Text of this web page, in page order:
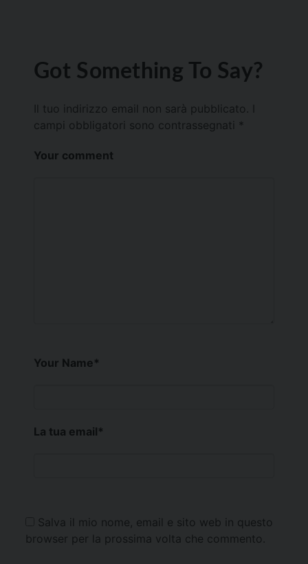
Got Something To Say?
Il tuo indirizzo email non sarà pubblicato.
campi obbligatori sono contrassegnati *
Your comment
Your Name*
La tua email*
Salva il mio nome, email e sito web in questo
browser per la prossima volta che commento.